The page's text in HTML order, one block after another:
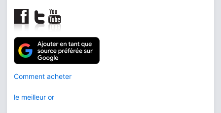
Comment acheter
le meilleur or